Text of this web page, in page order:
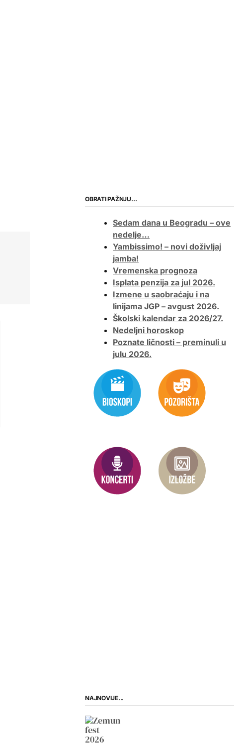
OBRATI PAŽNJU…
Sedam dana u Beogradu – ove
nedelje…
Yambissimo! – novi doživljaj
jamba!
Vremenska prognoza
Isplata penzija za jul 2026.
Izmene u saobraćaju i na
linijama JGP – avgust 2026.
Školski kalendar za 2026/27.
Nedeljni horoskop
Poznate ličnosti – preminuli u
julu 2026.
NAJNOVIJE...